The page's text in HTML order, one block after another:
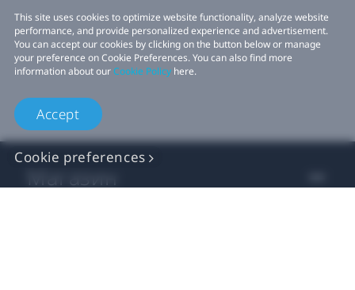
This site uses cookies to optimize website functionality, analyze website
performance, and provide personalized experience and advertisement.
You can accept our cookies by clicking on the button below or manage
your preference on Cookie Preferences. You can also find more
information about ourCookie Policy here.
Accept
Cookie preferences
Магазин